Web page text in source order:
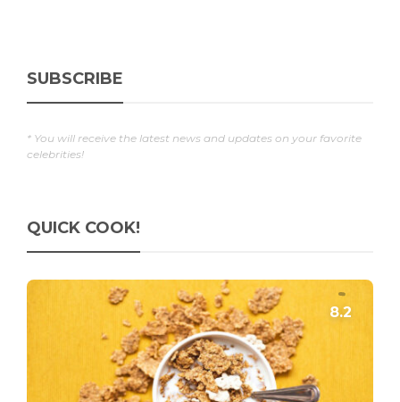
SUBSCRIBE
* You will receive the latest news and updates on your favorite
celebrities!
QUICK COOK!